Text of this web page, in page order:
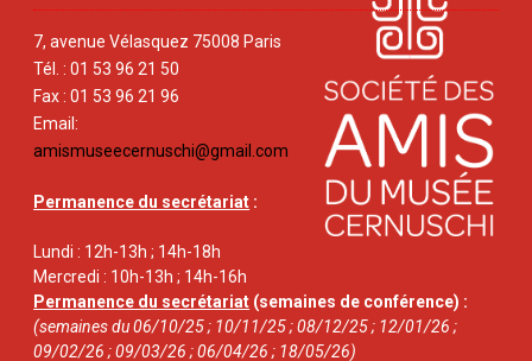
7, avenue Vélasquez 75008 Paris
Tél. : 01 53 96 21 50
Fax : 01 53 96 21 96
Email:
amismuseecernuschi@gmail.com
Permanence du secrétariat :
Lundi : 12h-13h ; 14h-18h
Mercredi : 10h-13h ; 14h-16h
Permanence du secrétariat (semaines de conférence) :
(semaines du 06/10/25 ; 10/11/25 ; 08/12/25 ; 12/01/26 ;
09/02/26 ; 09/03/26 ; 06/04/26 ; 18/05/26)